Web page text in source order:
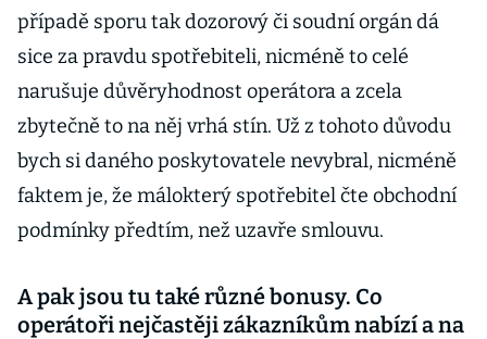
případě sporu tak dozorový či soudní orgán dá
sice za pravdu spotřebiteli, nicméně to celé
narušuje důvěryhodnost operátora a zcela
zbytečně to na něj vrhá stín. Už z tohoto důvodu
bych si daného poskytovatele nevybral, nicméně
faktem je, že málokterý spotřebitel čte obchodní
podmínky předtím, než uzavře smlouvu.
A pak jsou tu také různé bonusy. Co
operátoři nejčastěji zákazníkům nabízí a na